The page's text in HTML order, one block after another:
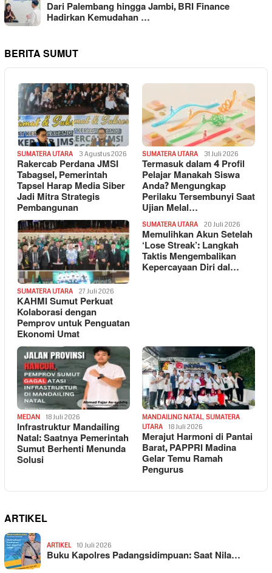
Dari Palembang hingga Jambi, BRI Finance
Hadirkan Kemudahan …
BERITA SUMUT
SUMATERA UTARA 3 Agustus 2026
Rakercab Perdana JMSI
Tabagsel, Pemerintah
Tapsel Harap Media Siber
Jadi Mitra Strategis
Pembangunan
SUMATERA UTARA 31 Juli 2026
Termasuk dalam 4 Profil
Pelajar Manakah Siswa
Anda? Mengungkap
Perilaku Tersembunyi Saat
Ujian Melal…
SUMATERA UTARA 27 Juli 2026
KAHMI Sumut Perkuat
Kolaborasi dengan
Pemprov untuk Penguatan
Ekonomi Umat
SUMATERA UTARA 20 Juli 2026
Memulihkan Akun Setelah
‘Lose Streak’: Langkah
Taktis Mengembalikan
Kepercayaan Diri dal…
MEDAN 18 Juli 2026
Infrastruktur Mandailing
Natal: Saatnya Pemerintah
Sumut Berhenti Menunda
Solusi
MANDAILING NATAL, SUMATERA
UTARA
18 Juli 2026
Merajut Harmoni di Pantai
Barat, PAPPRI Madina
Gelar Temu Ramah
Pengurus
ARTIKEL
ARTIKEL 10 Juli 2026
Buku Kapolres Padangsidimpuan: Saat Nila…